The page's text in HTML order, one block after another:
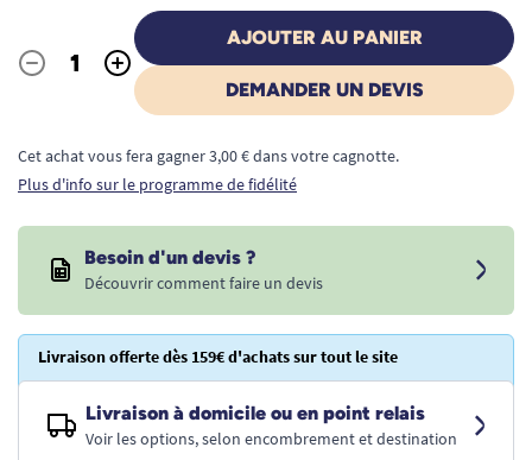
Quantité
- +
AJOUTER AU PANIER
DEMANDER UN DEVIS
Cet achat vous fera gagner 3,00 € dans votre cagnotte.
Plus d'info sur le programme de fidélité
Besoin d'un devis ?
Découvrir comment faire un devis
Livraison offerte dès 159€ d'achats sur tout le site
Livraison à domicile ou en point relais
Voir les options, selon encombrement et destination